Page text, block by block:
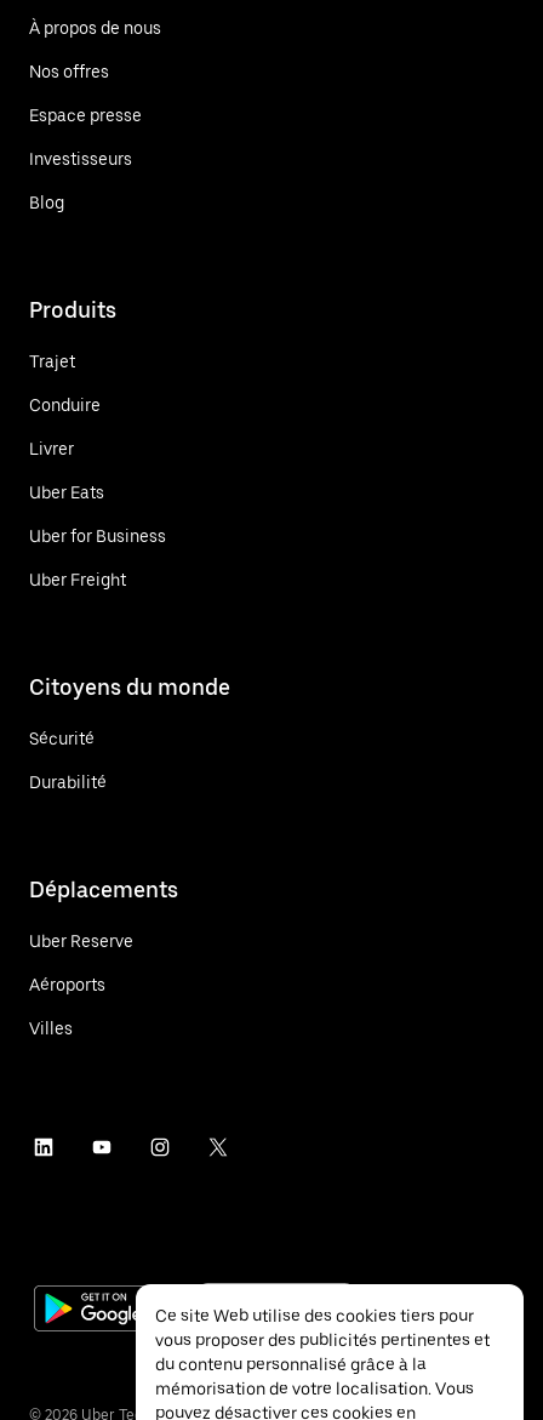
À propos de nous
Nos offres
Espace presse
Investisseurs
Blog
Produits
Trajet
Conduire
Livrer
Uber Eats
Uber for Business
Uber Freight
Citoyens du monde
Sécurité
Durabilité
Déplacements
Uber Reserve
Aéroports
Villes
© 2026 Uber Technologies Inc.
Ce site Web utilise des cookies tiers pour
vous proposer des publicités pertinentes et
du contenu personnalisé grâce à la
mémorisation de votre localisation. Vous
pouvez désactiver ces cookies en